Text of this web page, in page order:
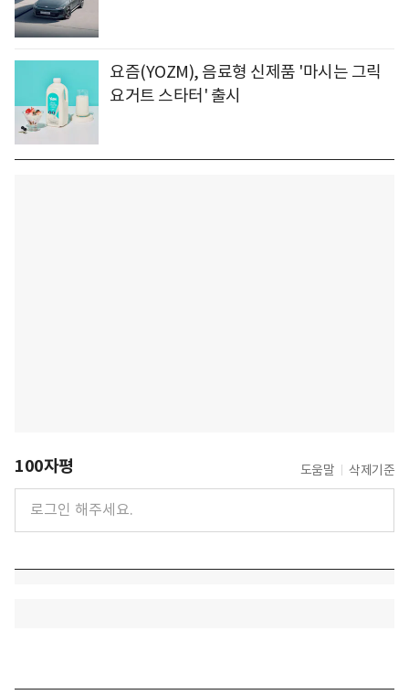
요즘(YOZM), 음료형 신제품 '마시는 그릭
요거트 스타터' 출시
100자평 도움말 삭제기준